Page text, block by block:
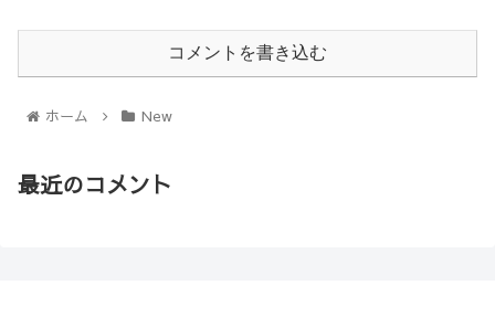
コメントを書き込む
ホーム New
最近のコメント